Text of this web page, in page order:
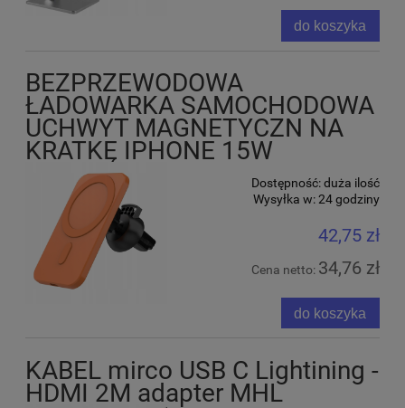
do koszyka
BEZPRZEWODOWA
ŁADOWARKA SAMOCHODOWA
UCHWYT MAGNETYCZN NA
KRATKĘ IPHONE 15W
Dostępność:duża ilość
Wysyłka w:24 godziny
42,75 zł
Cena netto: 34,76 zł
do koszyka
KABEL mirco USB C Lightining -
HDMI 2M adapter MHL